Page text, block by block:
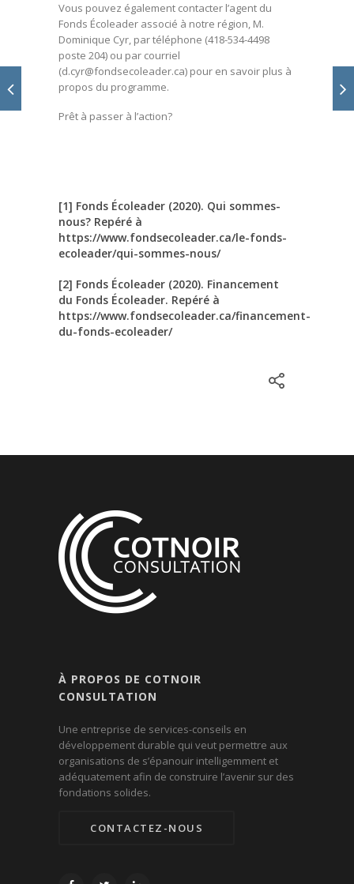
Vous pouvez également contacter l’agent du
Fonds Écoleader associé à notre région, M.
Dominique Cyr, par téléphone (418-534-4498
poste 204) ou par courriel
(d.cyr@fondsecoleader.ca) pour en savoir plus à
propos du programme.
Prêt à passer à l’action?
[1] Fonds Écoleader (2020). Qui sommes-
nous? Repéré à
https://www.fondsecoleader.ca/le-fonds-
ecoleader/qui-sommes-nous/
[2] Fonds Écoleader (2020). Financement
du Fonds Écoleader. Repéré à
https://www.fondsecoleader.ca/financement-
du-fonds-ecoleader/
À PROPOS DE COTNOIR
CONSULTATION
Une entreprise de services-conseils en
développement durable qui veut permettre aux
organisations de s’épanouir intelligemment et
adéquatement afin de construire l’avenir sur des
fondations solides.
CONTACTEZ-NOUS